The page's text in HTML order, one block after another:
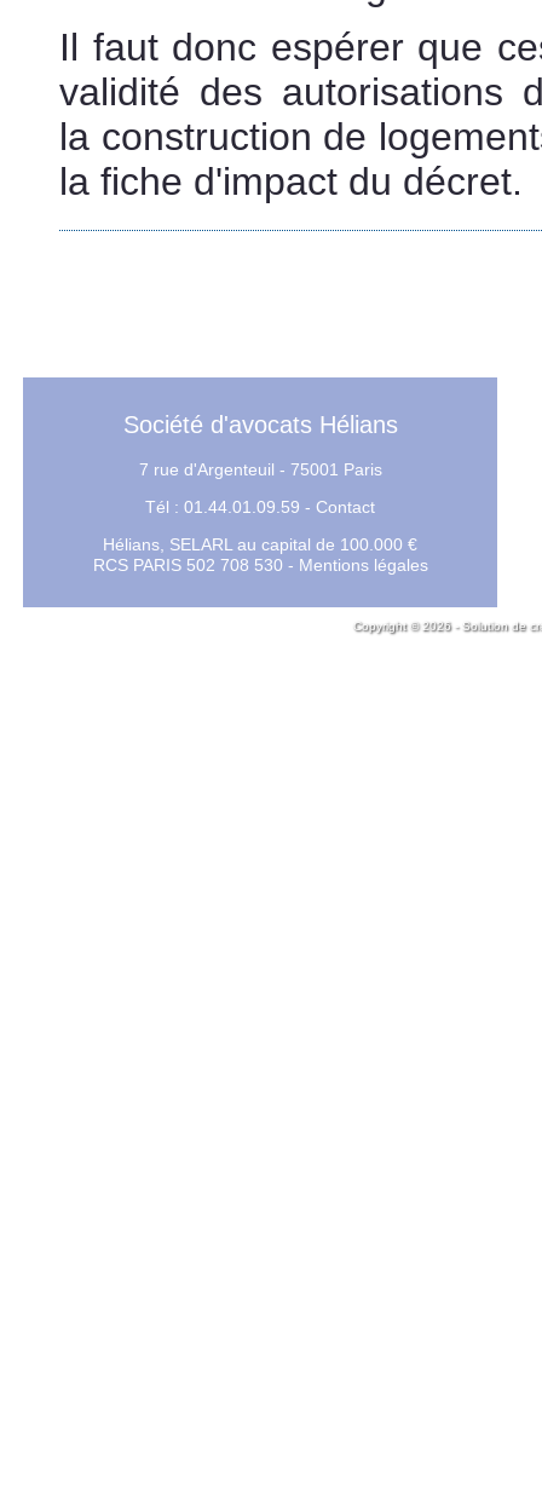
Il faut donc espérer que
validité des autorisations
la construction de
la fiche d'impact du décret.
Société d'avocats Hélians
7 rue d'Argenteuil - 75001 Paris
Tél : 01.44.01.09.59 - Contact
Hélians, SELARL au capital de 100.000 €
RCS PARIS 502 708 530 - Mentions légales
Copyright © 2026 - Solution de